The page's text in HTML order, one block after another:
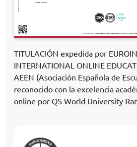
TITULACIÓN expedida por
INTERNATIONAL ONLINE
AEEN (Asociación Española de
reconocido con la excelencia
online por QS World University